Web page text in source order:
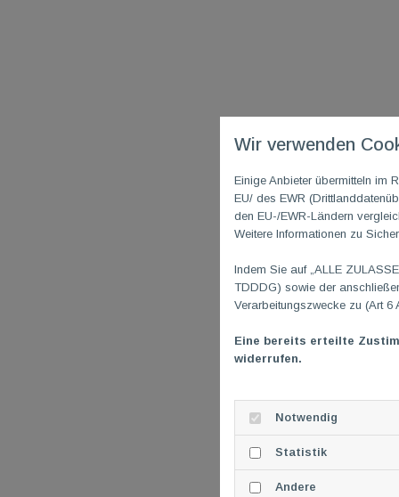
Wir verwenden
Einige Anbieter übermitteln im
EU/ des EWR
den EU-/EWR-Ländern
Weitere Informationen zu
Indem Sie auf „ALLE
TDDDG) sowie der
Verarbeitungszwecke zu (Art 6
Eine bereits erteilte
widerrufen.
Notwendig
Statistik
Andere